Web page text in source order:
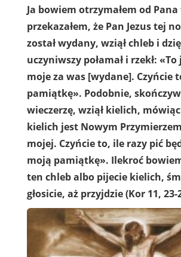
Ja bowiem otrzymałem od
przekazałem, że Pan Jezus tej
został wydany, wziął chleb i
uczyniwszy połamał i rzekł: «To
moje za was [wydane]. Czyńcie
pamiątkę». Podobnie,
wieczerzę, wziął kielich,
kielich jest Nowym
mojej. Czyńcie to, ile razy pić
moją pamiątkę». Ilekroć
ten chleb albo pijecie kielich,
głosicie, aż przyjdzie (Kor 11, 23-